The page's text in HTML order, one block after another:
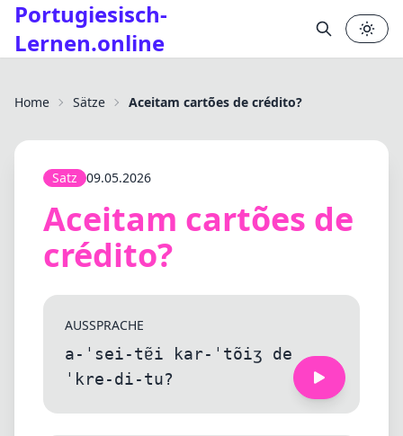
Portugiesisch-
Lernen.online
Home Sätze Aceitam cartões de crédito?
Satz 09.05.2026
Aceitam cartões de
crédito?
AUSSPRACHE
a-ˈsei-tɐ̃i kar-ˈtõiʒ de
ˈkre-di-tu?